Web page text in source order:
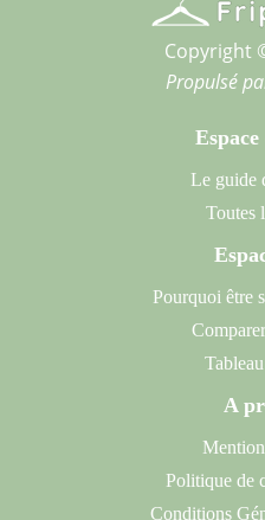
Copyright
Propulsé
Le guide
Toutes
Pourquoi être
A
Politique de
Conditions